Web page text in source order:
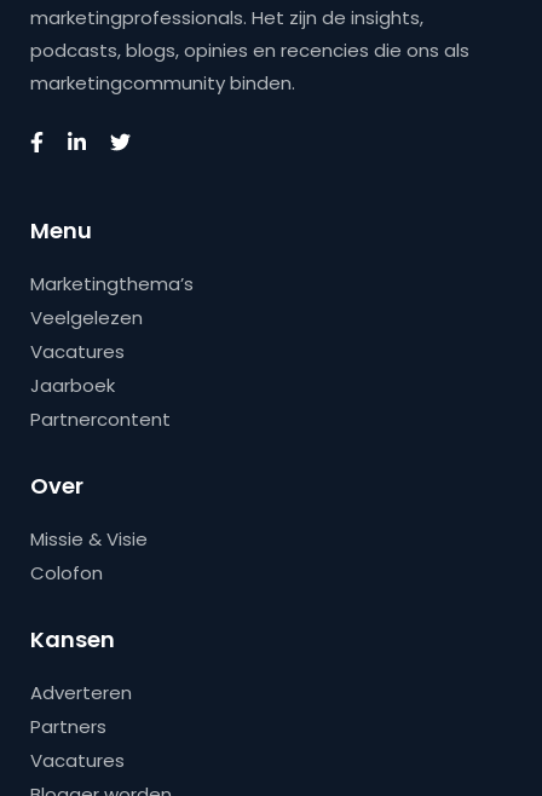
marketingprofessionals. Het zijn de insights,
podcasts, blogs, opinies en recencies die ons als
marketingcommunity binden.
Menu
Marketingthema’s
Veelgelezen
Vacatures
Jaarboek
Partnercontent
Over
Missie & Visie
Colofon
Kansen
Adverteren
Partners
Vacatures